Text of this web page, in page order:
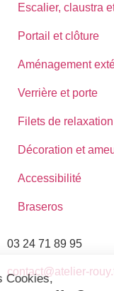
Escalier, claustra
Portail et clôture
Aménagement
Verrière et porte
Filets de relaxation
Décoration et
Accessibilité
Braseros
03 24 71 89 95
contact@atelier-